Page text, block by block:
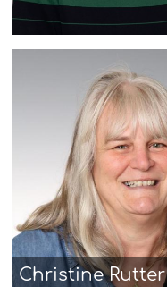
Christine Rutter